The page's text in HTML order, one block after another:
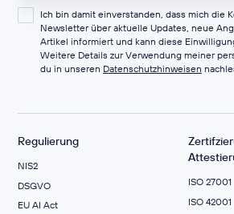
Ich bin damit einverstanden, dass mich die
Newsletter über aktuelle Updates, neue
Artikel informiert und kann diese
Weitere Details zur Verwendung meiner
du in unseren Datenschutzhinweisen
Regulierung
NIS2
DSGVO
EU AI Act
ISO 27001
ISO 42001